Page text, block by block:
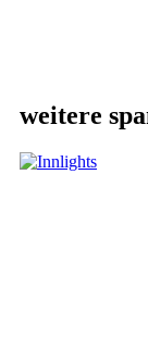
weitere